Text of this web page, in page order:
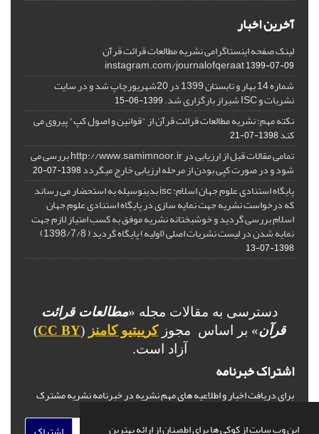
این وب سایت از کوکی ها برای اطمینان از ارائه بهترین
آخرین اخبار
لینک صفحه اینستاگرامی نشریه مطالعات قرائت قرآن
instagram.com/journalofqeraat1399-07-09
شماره 14 بهار و تابستان 1399 در 20شهریورچاپ شد و در سایت
نشریات و ISC شیراز بارگزاری شد. 1399-06-15
نکته مهم: نشریه مطالعات قرائت قرآن از "قوانین و اصول کپ" پیروی می
کند1398-07-21
تمامی مقالات قبل از ارزیابی در http://www.samimnoor.ir بررسی می
شود و در صورت کپی بودن از مرحله ارزیابی خارج میگردد1398-07-20
پایگاه استنادی علوم جهان اسلام: isc بدینوسیله به استحضار می رساند
که درخواست نشریه جهت نمایه سازی در پایگاه استنادی علوم جهان
اسلام بررسی گردید و خوشبختانه نشریه موفق به کسب امتیاز لازم جهت
نمایه شدن در لیست نشریات اصلی (اولیه) پایگاه گردید ( 1398/7/8)
1398-07-13
دسترسی به مقالات مجله «مطالعات قرائت
قرآن» بر اساس مجوزکرییتیو کامنز (
CC BY
)
آزاد است.
اشتراک خبرنامه
برای دریافت اخبار و اطلاعیه های مهم نشریه در خبرنامه نشریه مشترک